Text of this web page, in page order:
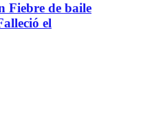
Fiebre de baile
el